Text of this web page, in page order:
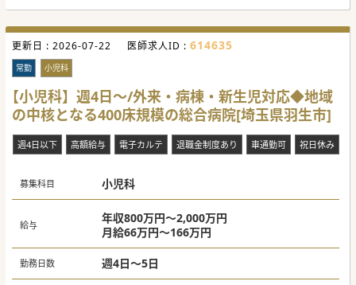
療の柱となるべく訪問診療を中心とした診療所を展開してお
ります。
年齢や性別、そして抱えている病気や障害によって制限を受
けることなく、誰もが自分らしく過ごすことのできる社会の
実現がときわの使命です。
患者さん一人ひとりの生活や価値観を何よりも重視し、在宅
医療のセーフティネットとして質の高い在宅医療を提供して
いきます。
■ 在宅医療に対するやりがいや面白さ、そして未経験の医師
へ向けてのメッセージ
大宮在宅クリニックは在宅医療専門医・認定医、緩和医療専
門医・認定医の研修施設になっております。
研修や人材育成に力を入れているからこそ、在宅医療の現場
うキャリア形成も実現できます。
★☆コンサルタントからのメッセージ★☆
スタッフの育成に力を入れている在宅クリニックグループで
す。
未経験の方は診療同行からスタートし、1ヶ月程度で独り立
ちを予定しております。
その後もチャットツールを利用して他の医師に相談できます
ので、安心して診療ができます。
研修プログラムの認定施設であり、未経験からプライマリケ
更新日 : 2026-07-22 医師求人ID : 614635
常勤 小児科
【小児科】週4日～/外来・病棟・新生児対応◆地域
の中核となる400床規模の総合病院[埼玉県羽生市]
週4日以下 高額給与 電子カルテ 退職金制度あり 車通勤可 祝日休み
募集科目 小児科
給与
年収800万円～2,000万円
月給66万円～166万円
勤務日数 週4日～5日